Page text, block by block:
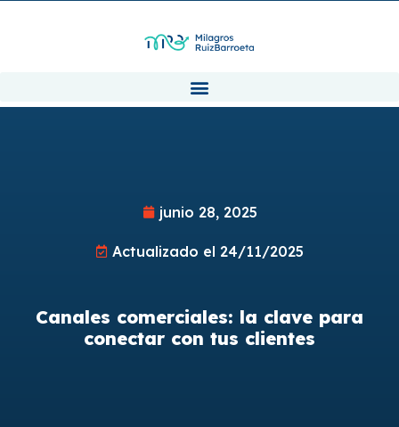
junio 28, 2025
Actualizado el 24/11/2025
Canales comerciales: la clave para
conectar con tus clientes